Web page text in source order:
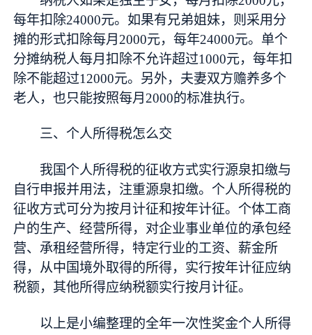
每年扣除24000元。如果有兄弟姐妹，则采用分
摊的形式扣除每月2000元，每年24000元。单个
分摊纳税人每月扣除不允许超过1000元，每年扣
除不能超过12000元。另外，夫妻双方赡养多个
老人，也只能按照每月2000的标准执行。
三、个人所得税怎么交
我国个人所得税的征收方式实行源泉扣缴与
自行申报并用法，注重源泉扣缴。个人所得税的
征收方式可分为按月计征和按年计征。个体工商
户的生产、经营所得，对企业事业单位的承包经
营、承租经营所得，特定行业的工资、薪金所
得，从中国境外取得的所得，实行按年计征应纳
税额，其他所得应纳税额实行按月计征。
以上是小编整理的全年一次性奖金个人所得